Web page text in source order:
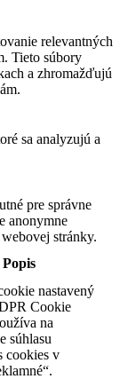
relevantných
Tieto súbory
a zhromažďujú
sa analyzujú a
pre správne
anonymne
stránky.
Popis
nastavený
Cookie
na
súhlasu
cookies v